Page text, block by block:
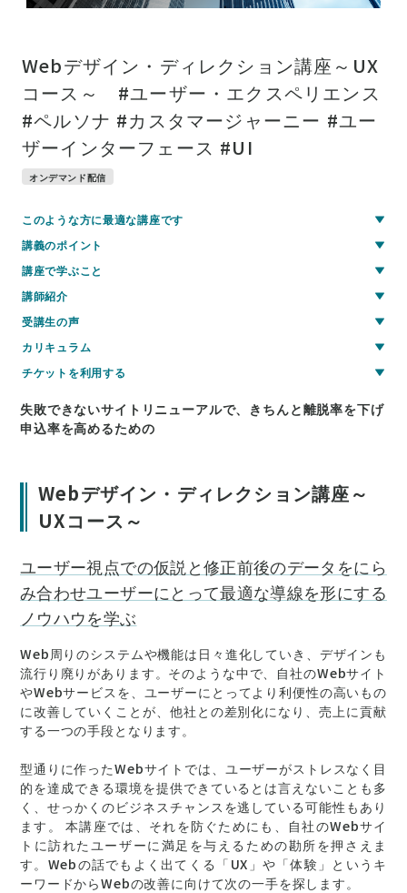
失敗できないサイトリニューアルで、きちんと離脱率を下げ
申込率を高めるための
Webデザイン・ディレクション講座～
UXコース～
ユーザー視点での仮説と修正前後のデータをにら
み合わせユーザーにとって最適な導線を形にする
ノウハウを学ぶ
Web周りのシステムや機能は日々進化していき、デザインも
流行り廃りがあります。そのような中で、自社のWebサイト
やWebサービスを、ユーザーにとってより利便性の高いもの
に改善していくことが、他社との差別化になり、売上に貢献
する一つの手段となります。
型通りに作ったWebサイトでは、ユーザーがストレスなく目
的を達成できる環境を提供できているとは言えないことも多
く、せっかくのビジネスチャンスを逃している可能性もあり
ます。 本講座では、それを防ぐためにも、自社のWebサイ
トに訪れたユーザーに満足を与えるための勘所を押さえま
す。Webの話でもよく出てくる「UX」や「体験」というキ
ーワードからWebの改善に向けて次の一手を探します。
Webデザイン・ディレクション講座～UX
コース～ #ユーザー・エクスペリエンス
#ペルソナ #カスタマージャーニー #ユー
ザーインターフェース #UI
オンデマンド配信
このような方に最適な講座です
講義のポイント
講座で学ぶこと
講師紹介
受講生の声
カリキュラム
チケットを利用する